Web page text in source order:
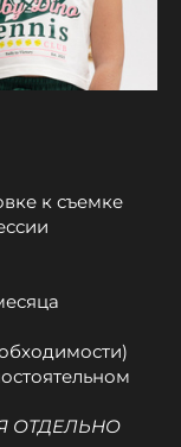
к съемке
ОТДЕЛЬНО